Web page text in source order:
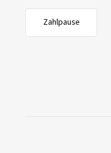
Zahlpause